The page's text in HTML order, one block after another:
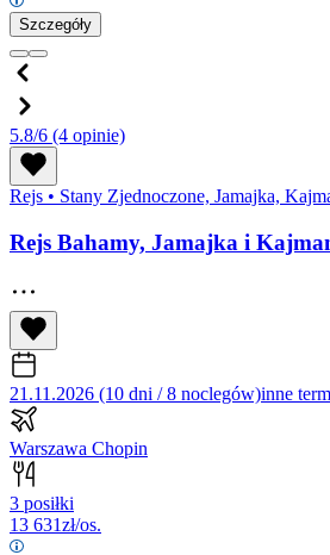
Szczegóły
5.8/6 (4 opinie)
Rejs • Stany Zjednoczone, Jamajka,
Rejs Bahamy, Jamajka i
21.11.2026 (10 dni / 8 noclegów)inne
Warszawa Chopin
3 posiłki
13 631zł/os.